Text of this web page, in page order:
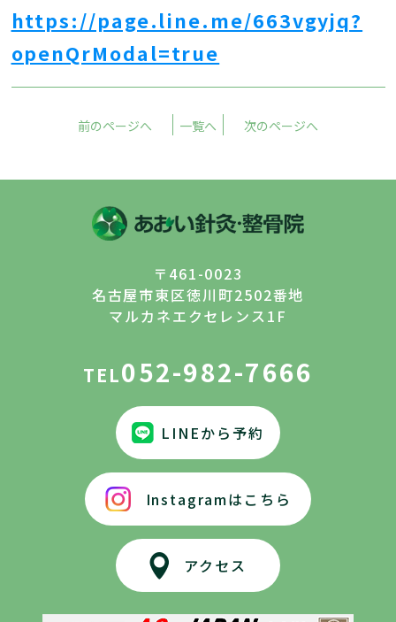
https://page.line.me/663vgyjq?
openQrModal=true
前のページへ 一覧へ 次のページへ
〒461-0023
名古屋市東区徳川町2502番地
マルカネエクセレンス1F
TEL052-982-7666
LINEから予約
Instagramはこちら
アクセス